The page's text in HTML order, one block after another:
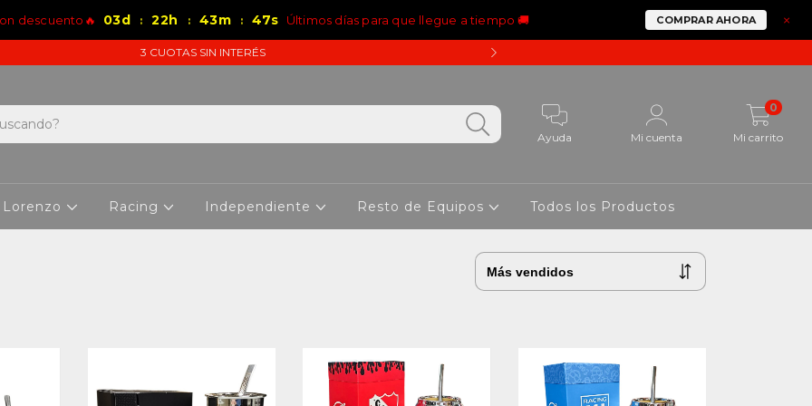
×
descuento🔥 03d : 22h : 43m : 46s Últimos días para que llegue a tiempo 🚚 COMPRAR AHORA
3 CUOTAS SIN INTERÉS
Ayuda Mi cuenta Mi carrito
0
Lorenzo Racing Independiente Resto de Equipos Todos los Productos